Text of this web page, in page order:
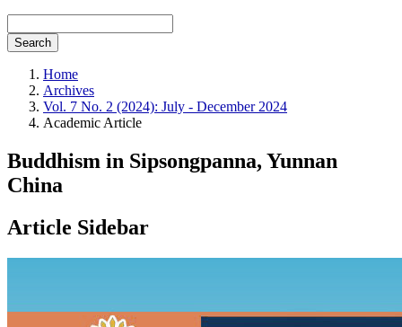
Search
Home
Archives
Vol. 7 No. 2 (2024): July - December 2024
Academic Article
Buddhism in Sipsongpanna, Yunnan
China
Article Sidebar